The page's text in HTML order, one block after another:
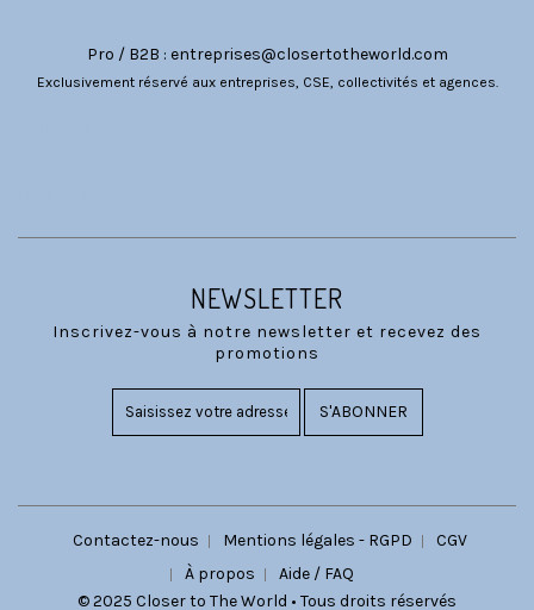
Pro / B2B : entreprises@closertotheworld.com
Exclusivement réservé aux entreprises, CSE, collectivités et agences.
NEWSLETTER
Inscrivez-vous à notre newsletter et recevez des
promotions
S'ABONNER
Contactez-nous Mentions légales - RGPD
CGV
À propos
Aide / FAQ
© 2025 Closer to The World • Tous droits réservés